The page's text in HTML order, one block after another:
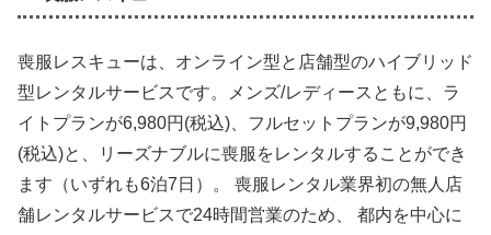
喪服レスキューは、オンライン型と店舗型のハイブリッド
型レンタルサービスです。メンズ/レディースともに、ラ
イトプランが6,980円(税込)、フルセットプランが9,980円
(税込)と、リーズナブルに喪服をレンタルすることができ
ます（いずれも6泊7日）。 喪服レンタル業界初の無人店
舗レンタルサービスで24時間営業のため、 都内を中心に